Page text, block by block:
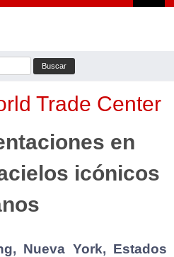
Trade Center
en
icónicos
Nueva York, Estados